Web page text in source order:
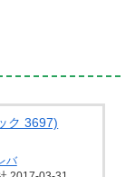
ク 3697)
バ